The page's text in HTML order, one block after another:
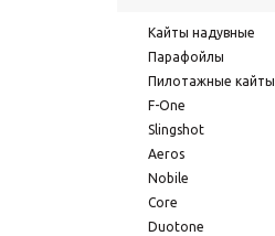
Кайты надувные
Парафойлы
Пилотажные кайты
F-One
Slingshot
Aeros
Nobile
Core
Duotone